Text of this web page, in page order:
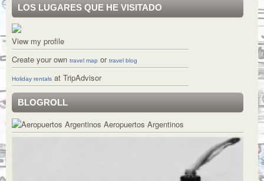
LOS LUGARES QUE HE VISITADO
View my profile
Create your own travel map or travel blog
Holiday rentals at TripAdvisor
BLOGROLL
Aeropuertos Argentinos